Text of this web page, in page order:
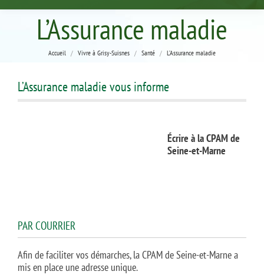
L’Assurance maladie
Vous êtes ici :
Accueil Vivre à Grisy-Suisnes Santé L’Assurance maladie
L’Assurance maladie vous informe
Écrire à la CPAM de
Seine-et-Marne
PAR COURRIER
Afin de faciliter vos démarches, la CPAM de Seine-et-Marne a
mis en place une adresse unique.